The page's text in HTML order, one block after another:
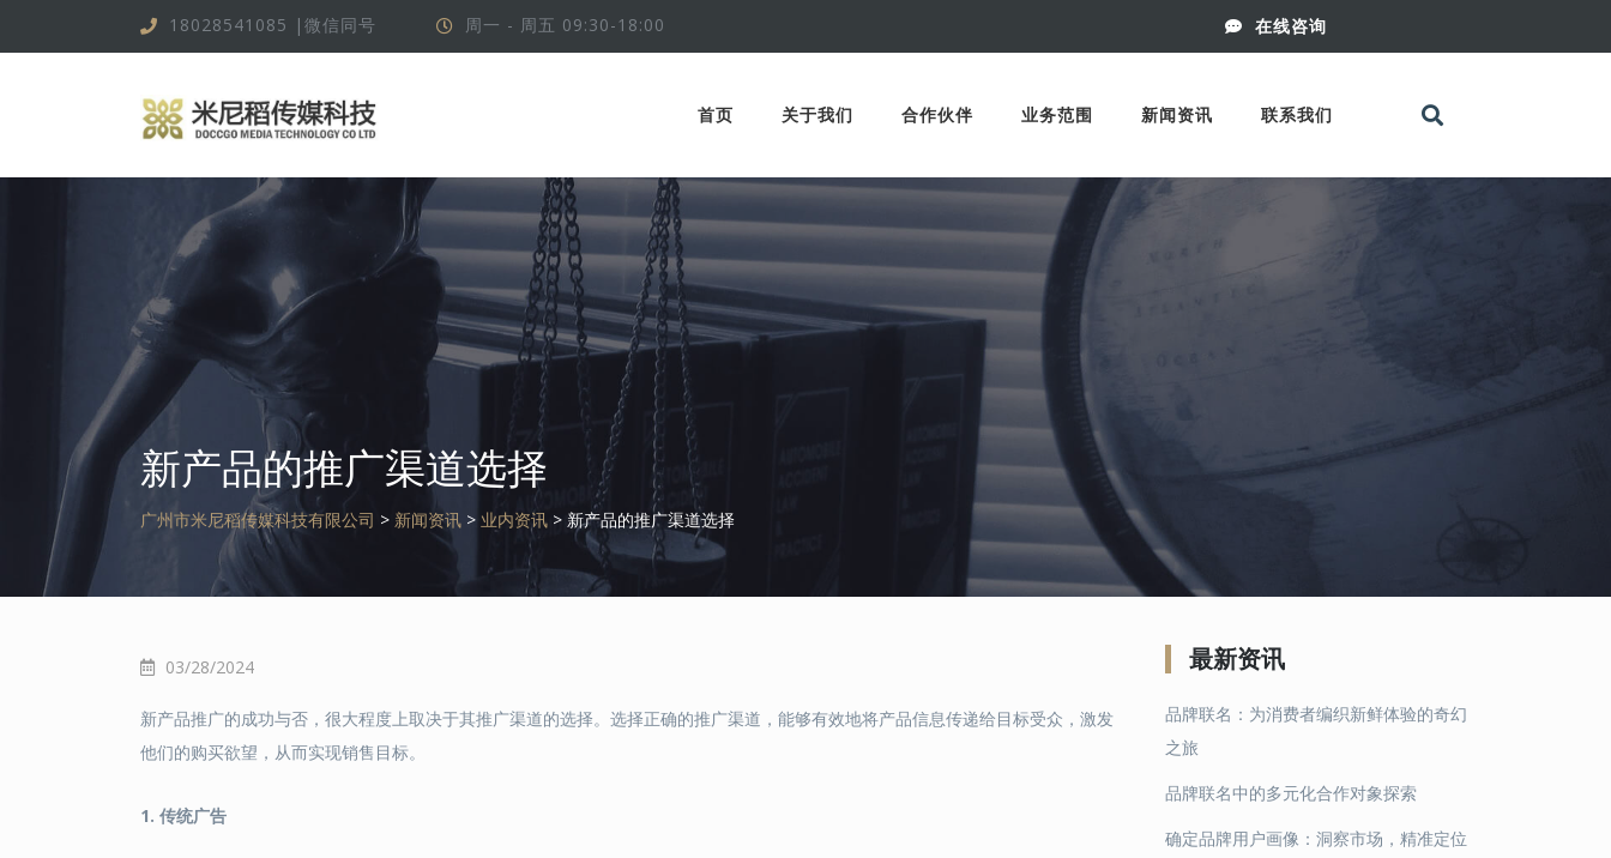
转
18028541085 |微信同号 周一 - 周五 09:30-18:00 在线咨询
首页 关于我们 合作伙伴 业务范围 新闻资讯 联系我们
新产品的推广渠道选择
广州市米尼稻传媒科技有限公司 > 新闻资讯 > 业内资讯 > 新产品的推广渠道选择
03/28/2024
新产品推广的成功与否，很大程度上取决于其推广渠道的选择。选择正确的推广渠道，能够有效地将产品信息传递给目标受众，激发
他们的购买欲望，从而实现销售目标。
1. 传统广告
最新资讯
品牌联名：为消费者编织新鲜体验的奇幻
之旅
品牌联名中的多元化合作对象探索
确定品牌用户画像：洞察市场，精准定位